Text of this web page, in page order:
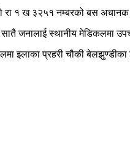
रा १ ख ३२५१ नम्बरको बस
स्थानीय मेडिकलमा
प्रहरी चौकी बेलझुण्डीका